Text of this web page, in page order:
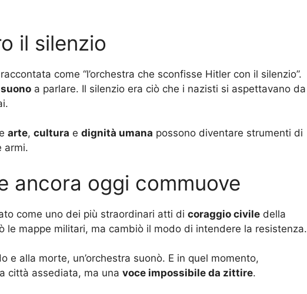
il silenzio
come “l’orchestra che sconfisse Hitler con il silenzio”.
suono a parlare. Il silenzio era ciò che i nazisti si aspettavano da
arte, cultura e dignità umana possono diventare strumenti di
armi.
ancora oggi commuove
come uno dei più straordinari atti di coraggio civile della
le mappe militari, ma cambiò il modo di intendere la resistenza.
e alla morte, un’orchestra suonò. E in quel momento,
città assediata, ma una voce impossibile da zittire.